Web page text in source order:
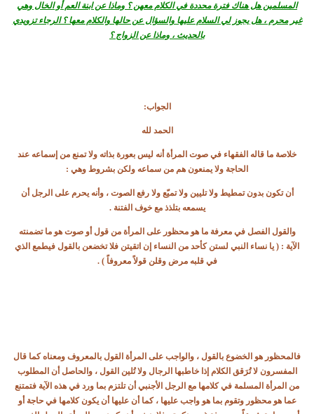
المسلمين هل هناك فترة محددة في الكلام معهن ؟ وماذا عن ابنة العم أو الخال وهي
غير محرم ، هل يجوز لي السلام عليها والسؤال عن حالها والكلام معها ؟ الرجاء تزويدي
بالحديث ، وماذا عن الزواج ؟
الجواب:
الحمد لله
خلاصة ما قاله الفقهاء في صوت المرأة أنه ليس بعورة بذاته ولا تمنع من إسماعه عند
الحاجة ولا يمنعون هم من سماعه ولكن بشروط وهي :
أن تكون بدون تمطيط ولا تليين ولا تميّع ولا رفع الصوت ، وأنه يحرم على الرجل أن
يسمعه بتلذذ مع خوف الفتنة .
والقول الفصل في معرفة ما هو محظور على المرأة من قول أو صوت هو ما تضمنته
الآية : ( يا نساء النبي لستن كأحد من النساء إن اتقيتن فلا تخضعن بالقول فيطمع الذي
في قلبه مرض وقلن قولاً معروفاً ) .
فالمحظور هو الخضوع بالقول ، والواجب على المرأة القول بالمعروف ومعناه كما قال
المفسرون لا تُرَقق الكلام إذا خاطبها الرجال ولا تُلين القول ، والحاصل أن المطلوب
من المرأة المسلمة في كلامها مع الرجل الأجنبي أن تلتزم بما ورد في هذه الآية فتمتنع
عما هو محظور وتقوم بما هو واجب عليها ، كما أن عليها أن يكون كلامها في حاجة أو